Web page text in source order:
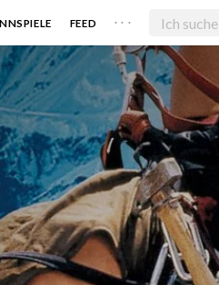
FEED . . .